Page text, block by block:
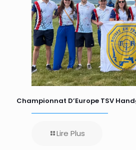
Championnat D’Europe TSV
Lire Plus